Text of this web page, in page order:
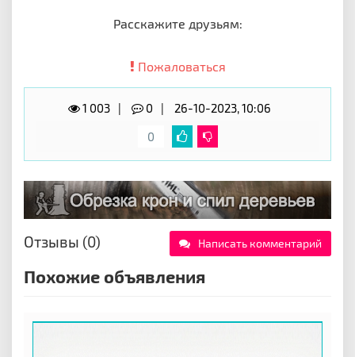
Расскажите друзьям:
Пожаловаться
1 003 0
26-10-2023, 10:06
0
Отзывы (0) Написать комментарий
Похожие объявления